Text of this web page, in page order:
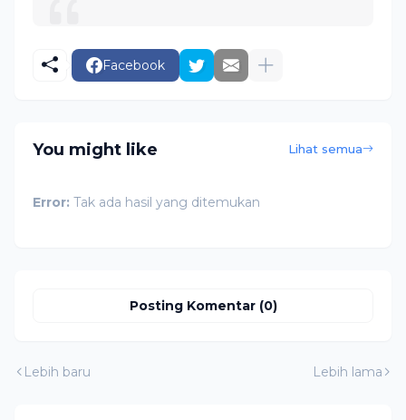
Facebook
You might like Lihat semua
Error: Tak ada hasil yang ditemukan
Posting Komentar (0)
Lebih baru Lebih lama